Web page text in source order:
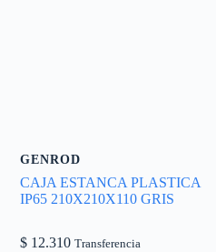
GENROD
CAJA ESTANCA PLASTICA
IP65 210X210X110 GRIS
$ 12.310 Transferencia